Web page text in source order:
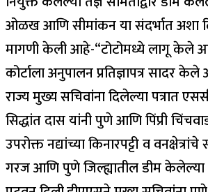
ओळख आणि सीमांकन या संदर्भात अशा
मागणी केली आहे-“टोटोमध्ये लागू केले
कोर्टाला अनुपालन प्रतिज्ञापत्र सादर
राज्य मुख्य सचिवांना दिलेल्या पत्रात
सिद्धांत दास यांनी पुणे आणि पिंप्री
उपरोक्त नद्यांच्या किनारपट्टी व
गरज आणि पुणे जिल्ह्यातील डीम केलेल्या